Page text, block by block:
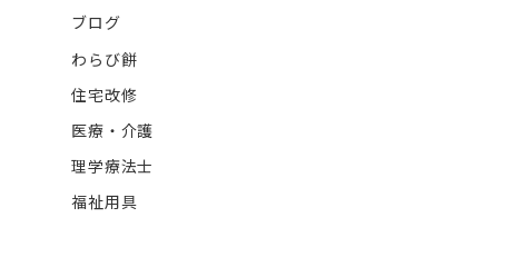
ブログ
わらび餅
住宅改修
医療・介護
理学療法士
福祉用具